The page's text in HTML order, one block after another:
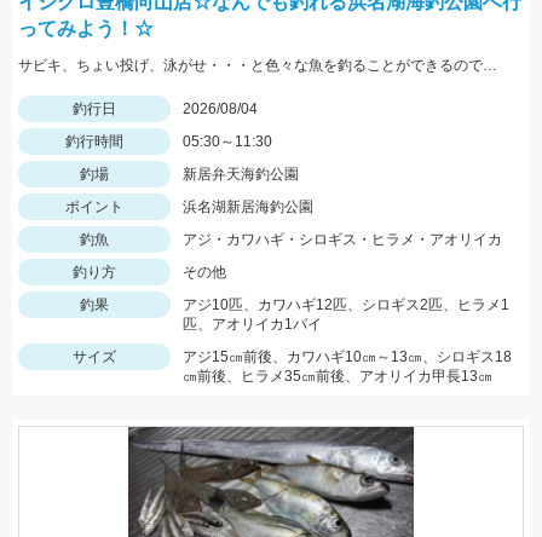
ってみよう！☆
サビキ、ちょい投げ、泳がせ・・・と色々な魚を釣ることができるので仕掛けも何種類か用意していけば楽しむことができますよ！
釣行日
2026/08/04
釣行時間
05:30～11:30
釣場
新居弁天海釣公園
ポイント
浜名湖新居海釣公園
釣魚
アジ・カワハギ・シロギス・ヒラメ・アオリイカ
釣り方
その他
釣果
アジ10匹、カワハギ12匹、シロギス2匹、ヒラメ1
匹、アオリイカ1パイ
サイズ
アジ15㎝前後、カワハギ10㎝～13㎝、シロギス18
㎝前後、ヒラメ35㎝前後、アオリイカ甲長13㎝